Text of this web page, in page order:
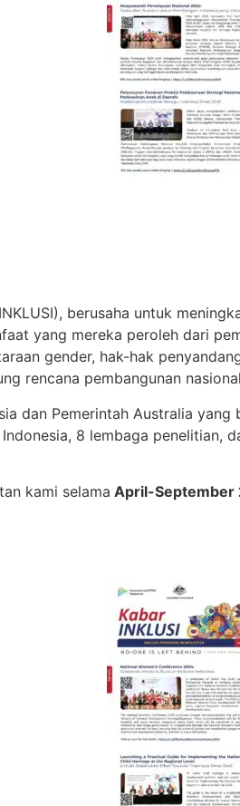
berusaha untuk
yang mereka peroleh dari
gender, hak-hak
rencana pembangunan
dan Pemerintah Australia
8 lembaga
kami selama April-September